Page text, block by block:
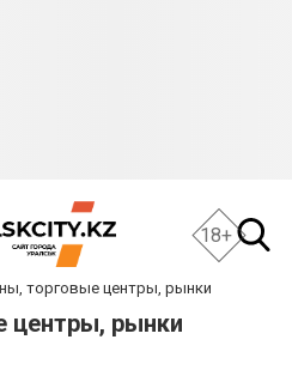
18+
торговые центры, рынки
центры, рынки